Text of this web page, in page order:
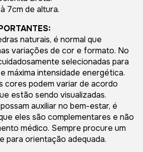
à 7cm de altura.
naturais, é normal que
variações de cor e formato. No
selecionadas para
máxima intensidade energética.
cores podem variar de acordo
estão sendo visualizadas.
auxiliar no bem-estar, é
eles são complementares e não
médico. Sempre procure um
para orientação adequada.